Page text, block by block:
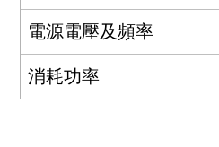
電源電壓及頻率
消耗功率